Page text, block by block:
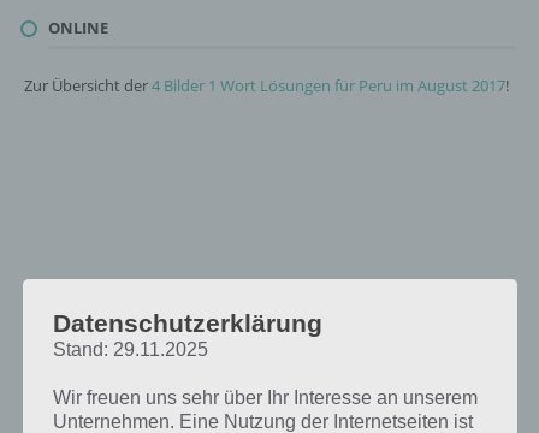
ONLINE
Zur Übersicht der4 Bilder 1 Wort Lösungen für Peru im August 2017!
Datenschutzerklärung
Stand: 29.11.2025
Wir freuen uns sehr über Ihr Interesse an unserem
Unternehmen. Eine Nutzung der Internetseiten ist